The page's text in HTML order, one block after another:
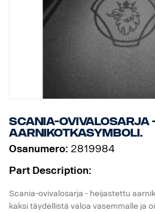
Scania-ovivalosarja
aarnikotkasymboli.
Osanumero: 2819984
Part Description:
Scania-ovivalosarja - heijastettu
kaksi täydellistä valoa vasemmalle ja